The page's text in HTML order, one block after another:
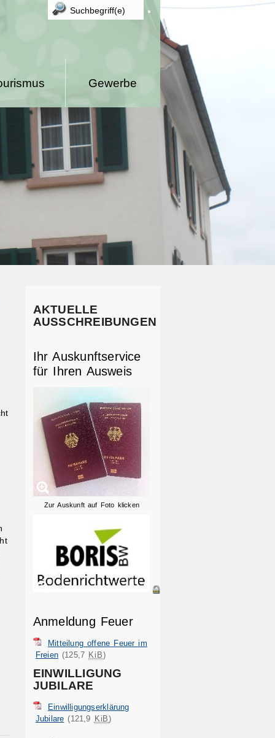
Gewerbe
AKTUELLE
AUSSCHREIBUNGEN
Ihr Auskunftservice
für Ihren Ausweis
Zur Auskunft auf Foto klicken
Anmeldung Feuer
Mitteilung offene Feuer im
Freien (125,7 KiB)
EINWILLIGUNG
JUBILARE
Einwilligungserklärung
Jubilare (121,9 KiB)